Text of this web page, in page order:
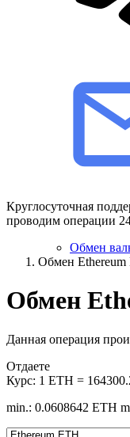
Круглосуточная
проводим операции
Обмен
Обмен
Обмен
Данная операция
Отдаете
Курс: 1 ETH =
min.: 0.0608642 ETH